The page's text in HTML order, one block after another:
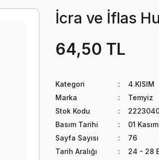
İcra ve İflas
64,50 TL
Kategori
4.KISIM
Marka
Temyiz
Stok Kodu
Basım Tarihi
01
Sayfa Sayısı
76
Tarih Aralığı
24 - 28